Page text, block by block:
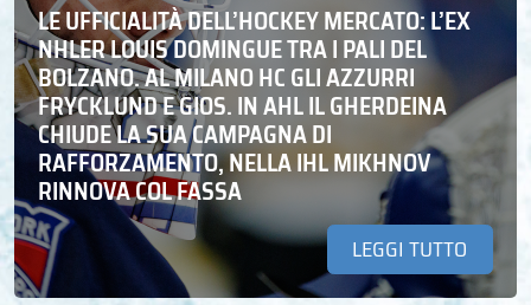
LE UFFICIALITÀ DELL’HOCKEY MERCATO: L’EX
NHLER LOUIS DOMINGUE TRA I PALI DEL
BOLZANO. AL MILANO HC GLI AZZURRI
FRYCKLUND E GIOS. IN AHL IL GHERDEINA
CHIUDE LA SUA CAMPAGNA DI
RAFFORZAMENTO, NELLA IHL MIKHNOV
RINNOVA COL FASSA
LEGGI TUTTO